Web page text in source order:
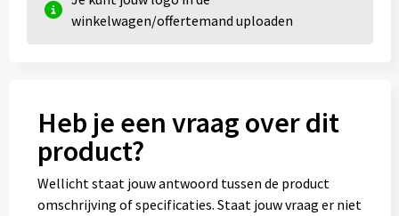
winkelwagen/offertemand uploaden
Heb je een vraag over dit
product?
Wellicht staat jouw antwoord tussen de product
omschrijving of specificaties. Staat jouw vraag er niet